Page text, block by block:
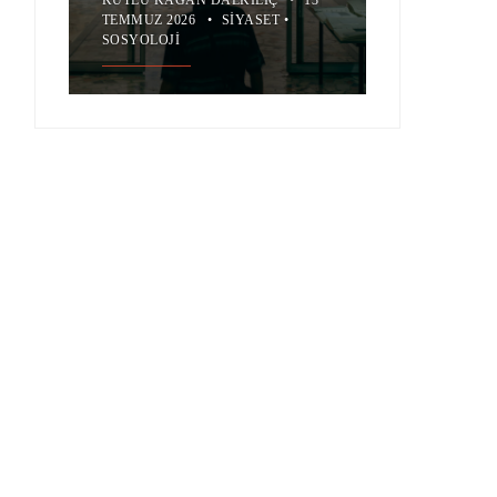
TEMMUZ 2026
• SIYASET•
SOSYOLOJI